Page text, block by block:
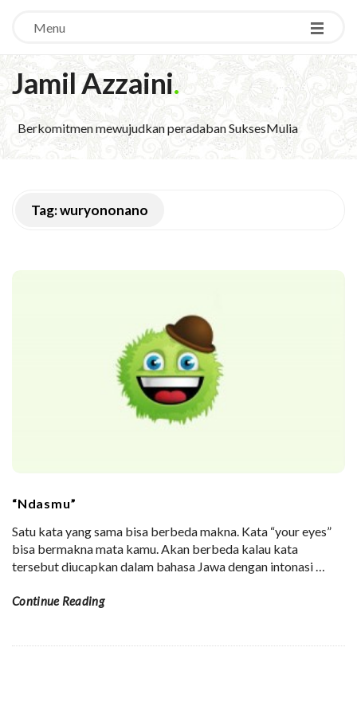
Menu
Jamil Azzaini.
Berkomitmen mewujudkan peradaban SuksesMulia
Tag:wuryononano
“Ndasmu”
Satu kata yang sama bisa berbeda makna. Kata “your eyes”
bisa bermakna mata kamu. Akan berbeda kalau kata
tersebut diucapkan dalam bahasa Jawa dengan intonasi…
Continue Reading